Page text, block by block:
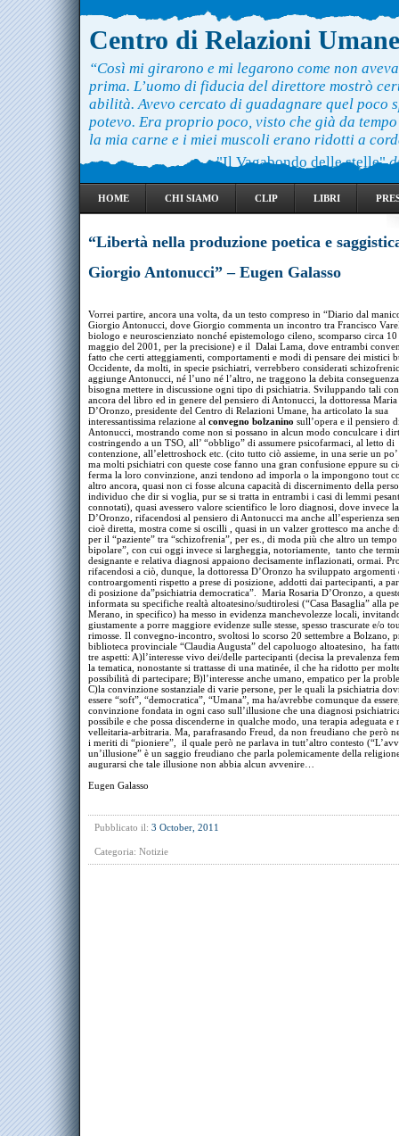
Centro di Relazioni Umane
“Così mi girarono e mi legarono come non
prima. L’uomo di fiducia del direttore mostrò
abilità. Avevo cercato di guadagnare quel poco
potevo. Era proprio poco, visto che già da
la mia carne e i miei muscoli erano ridotti a
"Il Vagabondo delle stelle"
HOME CHI SIAMO CLIP LIBRI
“Libertà nella produzione poetica e
Giorgio Antonucci” – Eugen Galasso
Vorrei partire, ancora una volta, da un testo compreso in “Diario dal
Giorgio Antonucci, dove Giorgio commenta un incontro tra Francisco
biologo e neuroscienziato nonché epistemologo cileno, scomparso circa
maggio del 2001, per la precisione) e il Dalai Lama, dove entrambi
fatto che certi atteggiamenti, comportamenti e modi di pensare dei mistici
Occidente, da molti, in specie psichiatri, verrebbero considerati
aggiunge Antonucci, né l’uno né l’altro, ne traggono la debita
bisogna mettere in discussione ogni tipo di psichiatria. Sviluppando tali
ancora del libro ed in genere del pensiero di Antonucci, la dottoressa Maria
D’Oronzo, presidente del Centro di Relazioni Umane, ha articolato la sua
interessantissima relazione al convegno bolzanino sull’opera e il pensiero
Antonucci, mostrando come non si possano in alcun modo conculcare i
costringendo a un TSO, all’ “obbligo” di assumere psicofarmaci, al letto di
contenzione, all’elettroshock etc. (cito tutto ciò assieme, in una serie un
ma molti psichiatri con queste cose fanno una gran confusione eppure su
ferma la loro convinzione, anzi tendono ad imporla o la impongono tout
altro ancora, quasi non ci fosse alcuna capacità di discernimento della
individuo che dir si voglia, pur se si tratta in entrambi i casi di lemmi
connotati), quasi avessero valore scientifico le loro diagnosi, dove invece
D’Oronzo, rifacendosi al pensiero di Antonucci ma anche all’esperienza
cioè diretta, mostra come si oscilli , quasi in un valzer grottesco ma anche
per il “paziente” tra “schizofrenia”, per es., di moda più che altro un
bipolare”, con cui oggi invece si largheggia, notoriamente, tanto che
designante e relativa diagnosi appaiono decisamente inflazionati, ormai.
rifacendosi a ciò, dunque, la dottoressa D’Oronzo ha sviluppato argomenti
controargomenti rispetto a prese di posizione, addotti dai partecipanti, a
di posizione da”psichiatria democratica”. Maria Rosaria D’Oronzo, a
informata su specifiche realtà altoatesino/sudtirolesi (“Casa Basaglia” alla
Merano, in specifico) ha messo in evidenza manchevolezze locali,
giustamente a porre maggiore evidenze sulle stesse, spesso trascurate e/o
rimosse. Il convegno-incontro, svoltosi lo scorso 20 settembre a Bolzano,
biblioteca provinciale “Claudia Augusta” del capoluogo altoatesino, ha
tre aspetti: A)l’interesse vivo dei/delle partecipanti (decisa la prevalenza
la tematica, nonostante si trattasse di una matinée, il che ha ridotto per
possibilità di partecipare; B)l’interesse anche umano, empatico per la
C)la convinzione sostanziale di varie persone, per le quali la psichiatria
essere “soft”, “democratica”, “Umana”, ma ha/avrebbe comunque da
convinzione fondata in ogni caso sull’illusione che una diagnosi
possibile e che possa discenderne in qualche modo, una terapia adeguata e
velleitaria-arbitraria. Ma, parafrasando Freud, da non freudiano che però
i meriti di “pioniere”, il quale però ne parlava in tutt’altro contesto
un’illusione” è un saggio freudiano che parla polemicamente della
augurarsi che tale illusione non abbia alcun avvenire…
Eugen Galasso
Pubblicato il: 3 October, 2011
Categoria: Notizie